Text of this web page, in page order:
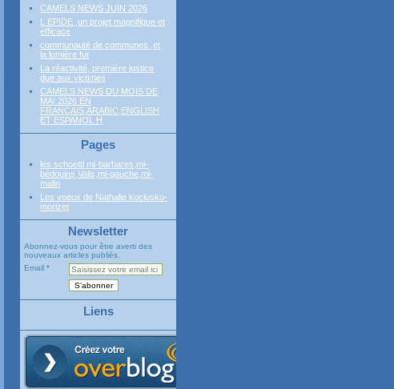
CAMELS NEWS JUIN 2026
L EPIDE ,un projet magnifique et
efficace
communauté de communes ,et
la lumière fut
La réactivité, première justice
due aux victimes
CAMELS NEWS DU MOIS DE
MAI 2026 EN
FRANCAIS,ARABIC,ENGLISH
ET ESPANOL H
Pages
les schoettl mi-barbares,mi-
bédouins,Valls,mi-gauche,mi-
malin
Les voeux de Nathalie kociusko-
morizet
Newsletter
Abonnez-vous pour être averti des
nouveaux articles publiés.
Email
Liens